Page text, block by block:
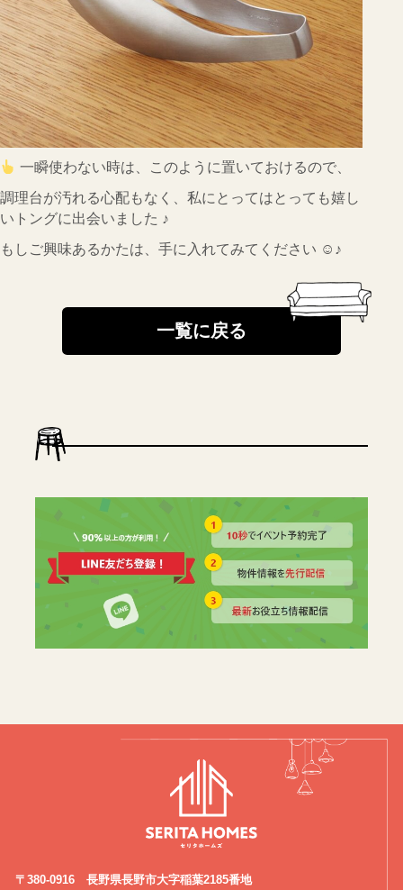
一瞬使わない時は、このように置いておけるので、
調理台が汚れる心配もなく、私にとってはとっても嬉し
いトングに出会いました ♪
もしご興味あるかたは、手に入れてみてください ☺♪
一覧に戻る
〒380-0916 長野県長野市大字稲葉2185番地